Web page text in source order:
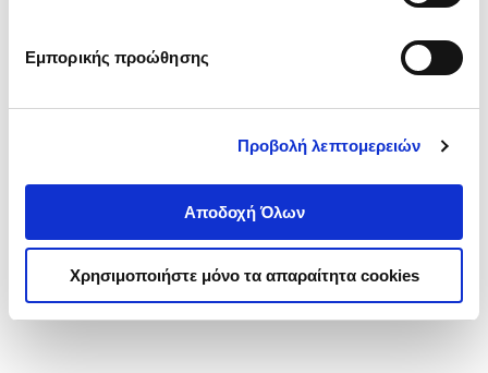
Εμπορικής προώθησης
Προβολή λεπτομερειών
Αποδοχή Όλων
Χρησιμοποιήστε μόνο τα απαραίτητα cookies